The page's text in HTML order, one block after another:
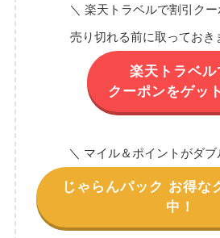
＼ 楽天トラベルで割引ク
売り切れる前に取っておき
楽天トラベル
クーポンをゲッ
＼ マイル＆ポイントがダ
じゃらんパック お得な
中！